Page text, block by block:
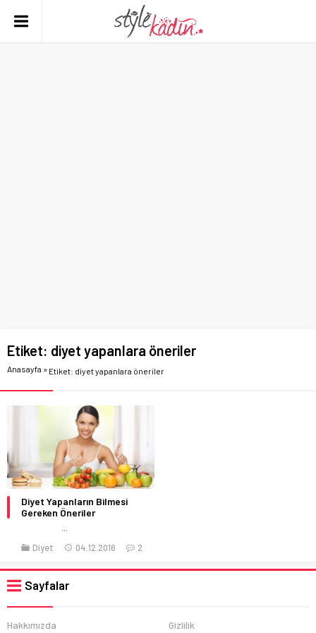
Etiket: diyet yapanlara öneriler
Anasayfa » Etiket: diyet yapanlara öneriler
Diyet Yapanların Bilmesi
Gereken Öneriler
...
Diyet 04.12.2016 2
Sayfalar
Hakkımızda Gizlilik